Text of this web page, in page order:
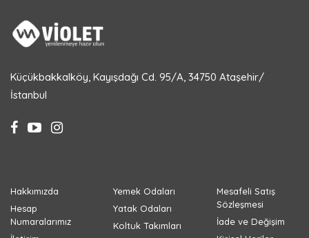
Küçükbakkalköy, Kayışdağı Cd. 95/A, 34750 Ataşehir/
İstanbul
Hakkımızda
Hesap
Numaralarımız
Yemek Odaları
Yatak Odaları
Koltuk Takımları
Mesafeli Satış
Sözleşmesi
İade ve Değişim